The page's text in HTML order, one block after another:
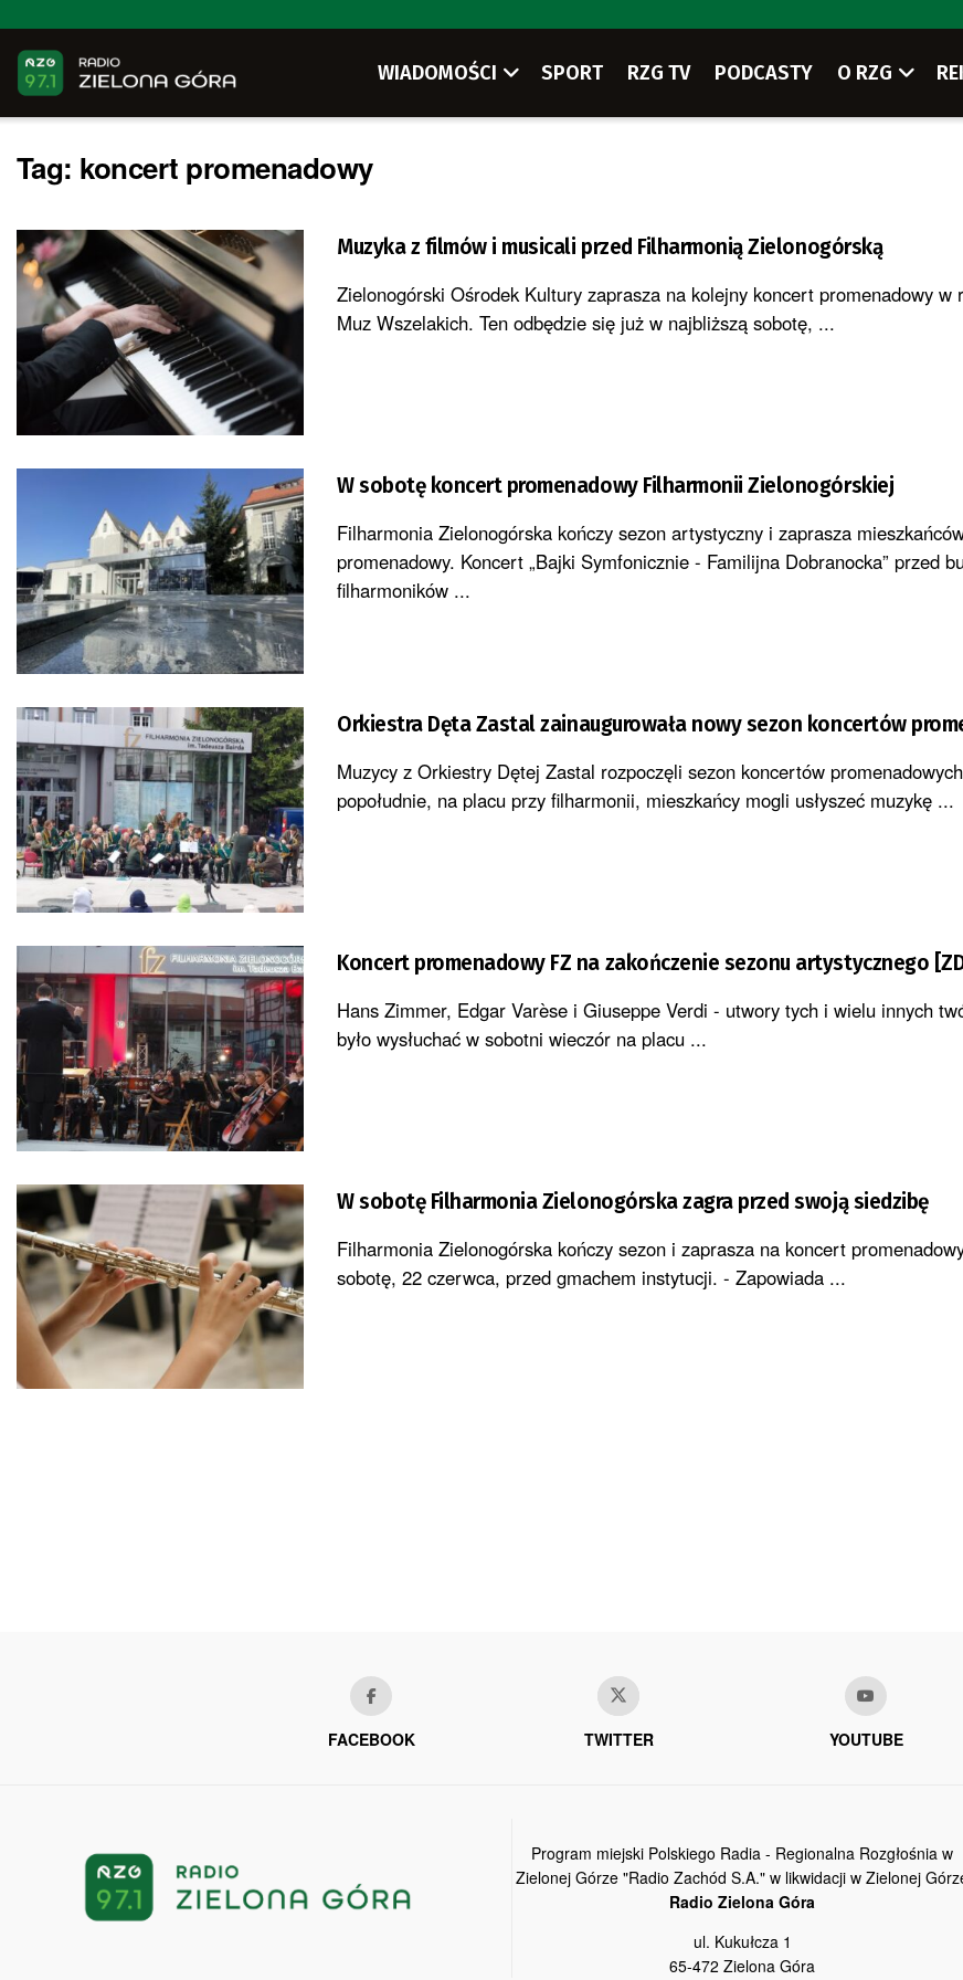
WIADOMOŚCI SPORT RZG TV PODCASTY O RZG
Tag: koncert promenadowy
Muzyka z filmów i musicali przed Filharmonią Zielonogórską
Zielonogórski Ośrodek Kultury zaprasza na kolejny koncert promenadowy w
Muz Wszelakich. Ten odbędzie się już w najbliższą sobotę, ...
W sobotę koncert promenadowy Filharmonii Zielonogórskiej
Filharmonia Zielonogórska kończy sezon artystyczny i zaprasza
promenadowy. Koncert „Bajki Symfonicznie - Familijna Dobranocka” przed
filharmoników ...
Orkiestra Dęta Zastal zainaugurowała nowy sezon koncertów
Muzycy z Orkiestry Dętej Zastal rozpoczęli sezon koncertów
popołudnie, na placu przy filharmonii, mieszkańcy mogli usłyszeć muzykę ...
Koncert promenadowy FZ na zakończenie sezonu artystycznego
Hans Zimmer, Edgar Varèse i Giuseppe Verdi - utwory tych i wielu innych
było wysłuchać w sobotni wieczór na placu ...
W sobotę Filharmonia Zielonogórska zagra przed swoją siedzibę
Filharmonia Zielonogórska kończy sezon i zaprasza na koncert
sobotę, 22 czerwca, przed gmachem instytucji. - Zapowiada ...
FACEBOOK TWITTER YOUTUBE
Program miejski Polskiego Radia - Regionalna Rozgłośnia w
Zielonej Górze "Radio Zachód S.A." w likwidacji w Zielonej
Radio Zielona Góra
ul. Kukułcza 1
65-472 Zielona Góra